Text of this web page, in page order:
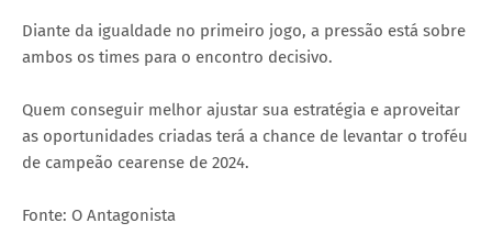
Diante da igualdade no primeiro jogo, a pressão está sobre
ambos os times para o encontro decisivo.
Quem conseguir melhor ajustar sua estratégia e aproveitar
as oportunidades criadas terá a chance de levantar o troféu
de campeão cearense de 2024.
Fonte: O Antagonista